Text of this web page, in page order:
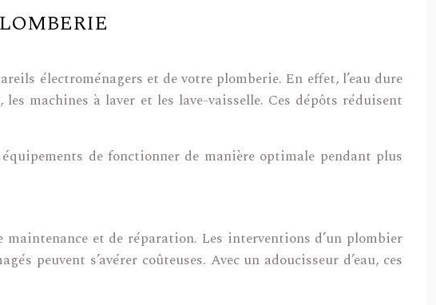
électroménagers et de votre plomberie. En effet, l’eau dure
machines à laver et les lave-vaisselle. Ces dépôts réduisent
de fonctionner de manière optimale pendant plus
et de réparation. Les interventions d’un plombier
peuvent s’avérer coûteuses. Avec un adoucisseur d’eau, ces